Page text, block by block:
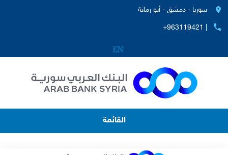
سوريا - دمشق - أبو رمانة
+963119421 |
القائمة